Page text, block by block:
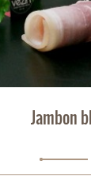
Jambon